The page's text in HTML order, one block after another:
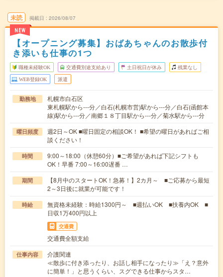
未読
NEW
掲載日 2026/08/07
【オープニング募集】おばあちゃんのお散歩付
き添いも仕事の1つ
職種未経験OK 交通費別途支給あり 土日祝日が休み 残業なし
WEB登録OK 派遣
勤務地
札幌市白石区
東札幌駅から---分／白石(札幌市営)駅から---分／白石(函館本
線)駅から---分／南郷１８丁目駅から---分／菊水駅から---分
曜日頻度
週2日～OK ■曜日固定の相談OK！ ■希望の曜日があればご相
談ください！
時間
9:00～18:00（休憩60分）■ご希望があれば下記シフトも
OK！早番 7:00～16:00遅番 …
期間
【8月中のスタートOK！急募！】2カ月～ ■ご応募から最短
2～3日後に就業が可能です！
時給
無資格未経験：時給1300円～ ■週払いOK ■扶養内OK ■
日収1万400円以上
交通費
交通費全額支給
仕事内容
介護関連
≪散歩に付き添ったり、お話し相手になったり≫「え？意外
に簡単！」と思うくらい、スグできる仕事からスタ…